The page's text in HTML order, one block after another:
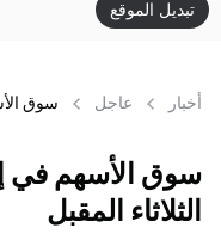
تبديل الموقع
أخبار عاجل سوق
سوق الأسهم في
الثلاثاء المقبل